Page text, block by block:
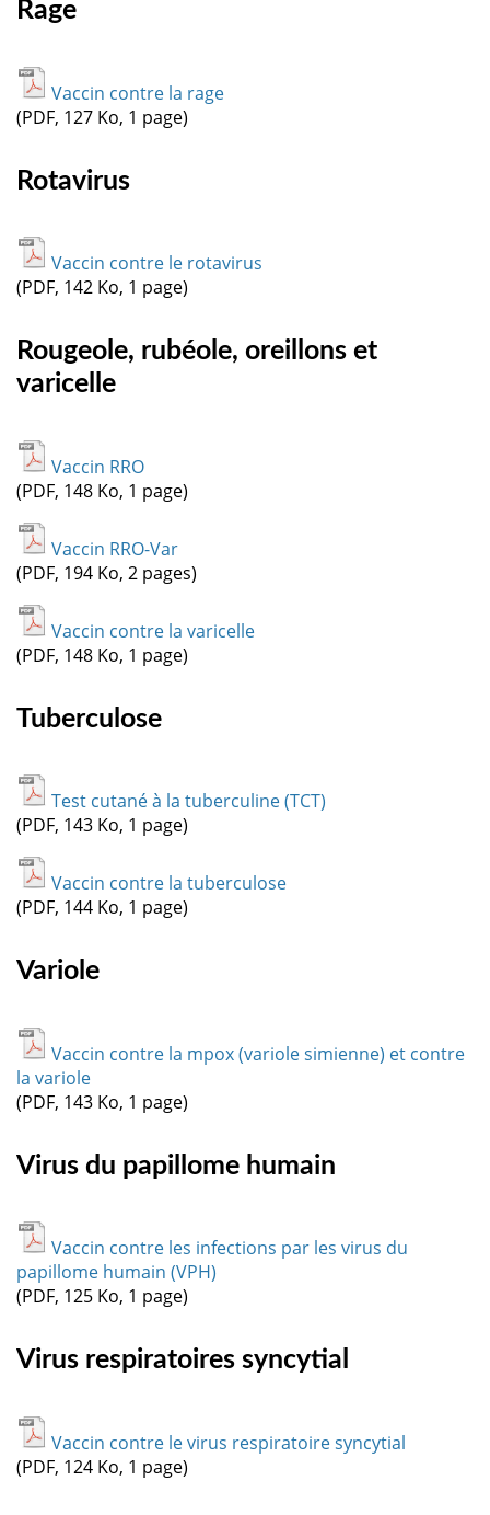
Rage
Vaccin contre la rage
(PDF, 127 Ko, 1 page)
Rotavirus
Vaccin contre le rotavirus
(PDF, 142 Ko, 1 page)
Rougeole, rubéole, oreillons et
varicelle
Vaccin RRO
(PDF, 148 Ko, 1 page)
Vaccin RRO-Var
(PDF, 194 Ko, 2 pages)
Vaccin contre la varicelle
(PDF, 148 Ko, 1 page)
Tuberculose
Test cutané à la tuberculine (TCT)
(PDF, 143 Ko, 1 page)
Vaccin contre la tuberculose
(PDF, 144 Ko, 1 page)
Variole
Vaccin contre la mpox (variole simienne) et contre
la variole
(PDF, 143 Ko, 1 page)
Virus du papillome humain
Vaccin contre les infections par les virus du
papillome humain (VPH)
(PDF, 125 Ko, 1 page)
Virus respiratoires syncytial
Vaccin contre le virus respiratoire syncytial
(PDF, 124 Ko, 1 page)